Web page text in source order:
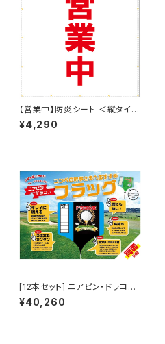
【営業中】防炎シート ＜縦タイプ
w1800mm ✕ h1800mm＞ タ
ーポリン製 足場幕 養生幕 横断
¥4,290
[12本セット] ニアピン・ドラコン
フラッグ（両面印刷）
¥40,260